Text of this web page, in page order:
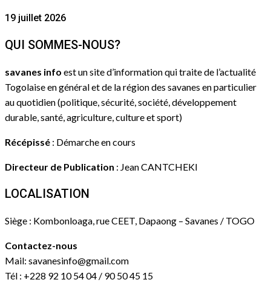
19 juillet 2026
QUI SOMMES-NOUS?
savanes info est un site d’information qui traite de l’actualité
Togolaise en général et de la région des savanes en particulier
au quotidien (politique, sécurité, société, développement
durable, santé, agriculture, culture et sport)
Récépissé : Démarche en cours
Directeur de Publication : Jean CANTCHEKI
LOCALISATION
Siège : Kombonloaga, rue CEET, Dapaong – Savanes / TOGO
Contactez-nous
Mail: savanesinfo@gmail.com
Tél : +228 92 10 54 04 / 90 50 45 15